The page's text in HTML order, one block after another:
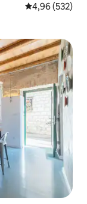
Vidutinis
4,96 (532)